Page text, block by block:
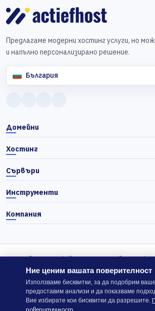
Предлагаме модерни хостинг услуги, но
и напълно персонализирано решение.
България
Домейни
Хостинг
Сървъри
Инструменти
Компания
© 2026 Actiefhost. Съгласно
законодателство цените в сайта се
изчислява отделно при завършване на
приложимо.
Ние ценим вашата поверителност
Използваме бисквитки, за да подобрим
предоставим анализи и да показваме
Вие избирате кои бисквитки да разрешите.
поверителност